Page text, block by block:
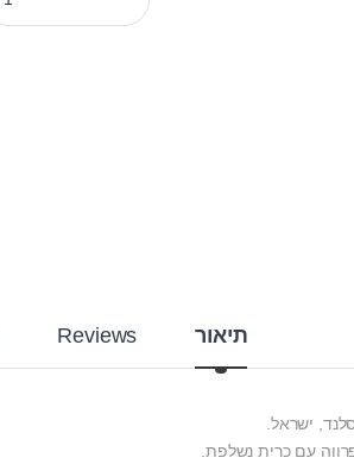
תיאור Reviews
ישראל.
עם כרית נשלפת.